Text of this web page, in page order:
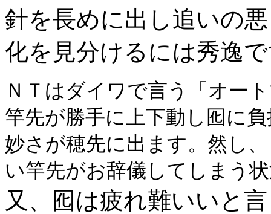
針を長めに出し追いの
化を見分けるには秀逸
ＮＴはダイワで言う「オー
竿先が勝手に上下動し囮に
妙さが穂先に出ます。然し
い竿先がお辞儀してしまう
又、囮は疲れ難いいと